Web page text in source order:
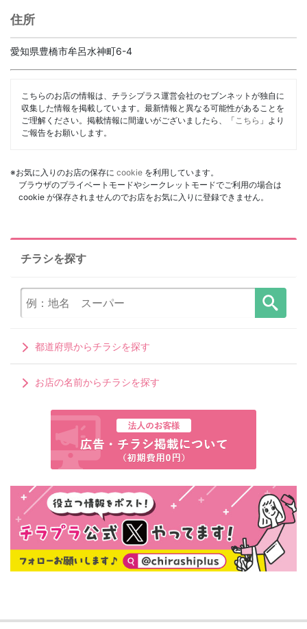
住所
愛知県豊橋市牟呂水神町6-4
こちらのお店の情報は、チラシプラス運営会社のセブンネットが独自に
収集した情報を掲載しています。最新情報と異なる可能性があることを
ご理解ください。掲載情報に間違いがございましたら、「 こちら 」より
ご報告をお願いします。
※お気に入りのお店の保存に cookie を利用しています。
ブラウザのプライベートモードやシークレットモードでご利用の場合は
cookie が保存されませんのでお店をお気に入りに登録できません。
チラシを探す
都道府県からチラシを探す
お店の名前からチラシを探す